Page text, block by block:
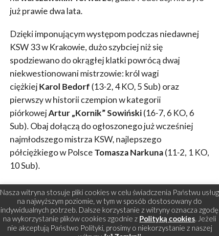
już prawie dwa lata.
Dzięki imponującym występom podczas niedawnej
KSW 33 w Krakowie, dużo szybciej niż się
spodziewano do okrągłej klatki powrócą dwaj
niekwestionowani mistrzowie: król wagi
ciężkiejKarol Bedorf (13-2, 4 KO, 5 Sub) oraz
pierwszy w historii czempion w kategorii
piórkowejArtur „Kornik” Sowiński(16-7, 6 KO, 6
Sub). Obaj dołączą do ogłoszonego już wcześniej
najmłodszego mistrza KSW, najlepszego
półciężkiego w Polsce Tomasza Narkuna(11-2, 1 KO,
10 Sub).
SŁOWA KLUCZOWE: FEATURED ,TOMASZ NARKUN, CASSIO
BARBOSA
MOGĄ CIĘ TAKŻE ZAINTERESOWAĆ:
Nasza witryna stosuje pliki cookies w celu świadczenia Państwu usług
na najwyższym poziomie, w tym w sposób dostosowany do
indywidualnych potrzeb. Dalsze korzystanie z witryny oznacza zgodę
na wykorzystanie plików cookies zgodnie z Polityką cookies. Jeżeli
nie akceptują Państwo Polityki, prosimy o niekorzystanie z naszej